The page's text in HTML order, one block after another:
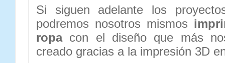
Si siguen adelante los
podremos nosotros mismos
ropacon el diseño que más
creado gracias a la impresión 3D